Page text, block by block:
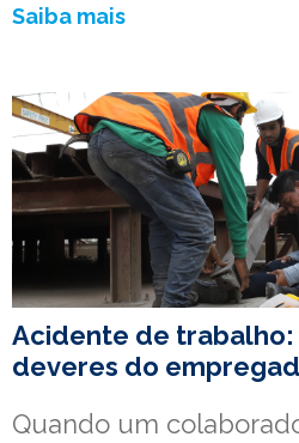
Saiba mais
Acidente de
deveres do
Quando um